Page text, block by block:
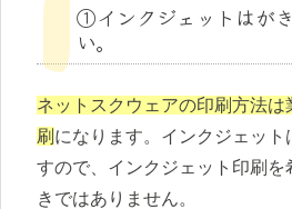
①インクジェットはが
い。
ネットスクウェアの印刷方法は
刷 になります。インクジェット
すので、インクジェット印刷を
きではありません。